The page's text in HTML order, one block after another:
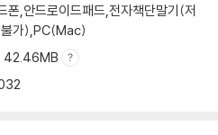
폰,안드로이드패드,전자책단말기(저
불가),PC(Mac)
42.46MB